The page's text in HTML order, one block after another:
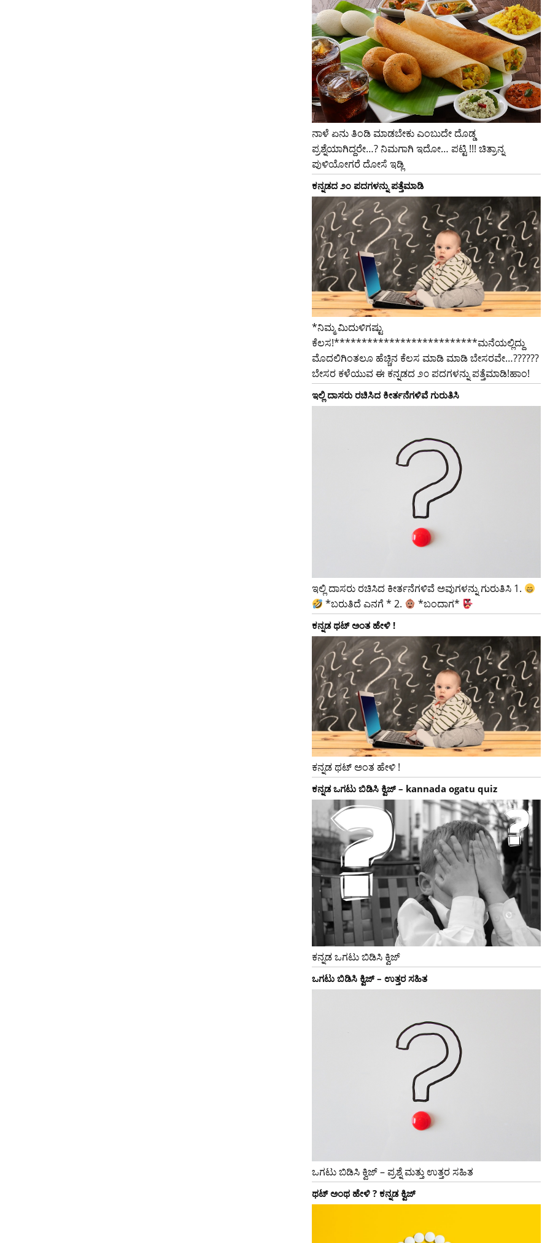
ನಾಳೆ ಏನು ತಿಂಡಿ ಮಾಡಬೇಕು ಎಂಬುದೇ ದೊಡ್ಡ
ಪ್ರಶ್ನೆಯಾಗಿದ್ದರೇ…? ನಿಮಗಾಗಿ ಇದೋ… ಪಟ್ಟಿ !!! ಚಿತ್ರಾನ್ನ
ಪುಳಿಯೋಗರೆ ದೋಸೆ ಇಡ್ಲಿ
ಕನ್ನಡದ ೨೦ ಪದಗಳನ್ನು ಪತ್ತೆಮಾಡಿ
*ನಿಮ್ಮ ಮಿದುಳಿಗಷ್ಟು
ಕೆಲಸ!**************************ಮನೆಯಲ್ಲಿದ್ದು
ಮೊದಲಿಗಿಂತಲೂ ಹೆಚ್ಚಿನ ಕೆಲಸ ಮಾಡಿ ಮಾಡಿ ಬೇಸರವೇ…??????
ಬೇಸರ ಕಳೆಯುವ ಈ ಕನ್ನಡದ ೨೦ ಪದಗಳನ್ನು ಪತ್ತೆಮಾಡಿ!ಹಾಂ!
ಇಲ್ಲಿ ದಾಸರು ರಚಿಸಿದ ಕೀರ್ತನೆಗಳಿವೆ ಗುರುತಿಸಿ
ಇಲ್ಲಿ ದಾಸರು ರಚಿಸಿದ ಕೀರ್ತನೆಗಳಿವೆ ಅವುಗಳನ್ನು ಗುರುತಿಸಿ 1.
*ಬರುತಿದೆ ಎನಗೆ * 2.
*ಬಂದಾಗ*
ಕನ್ನಡ ಥಟ್ ಅಂತ ಹೇಳಿ !
ಕನ್ನಡ ಥಟ್ ಅಂತ ಹೇಳಿ !
ಕನ್ನಡ ಒಗಟು ಬಿಡಿಸಿ ಕ್ವಿಜ್ – kannada ogatu quiz
ಕನ್ನಡ ಒಗಟು ಬಿಡಿಸಿ ಕ್ವಿಜ್
ಒಗಟು ಬಿಡಿಸಿ ಕ್ವಿಜ್ – ಉತ್ತರ ಸಹಿತ
ಒಗಟು ಬಿಡಿಸಿ ಕ್ವಿಜ್ – ಪ್ರಶ್ನೆ ಮತ್ತು ಉತ್ತರ ಸಹಿತ
ಥಟ್ ಅಂಥ ಹೇಳಿ ? ಕನ್ನಡ ಕ್ವಿಜ್